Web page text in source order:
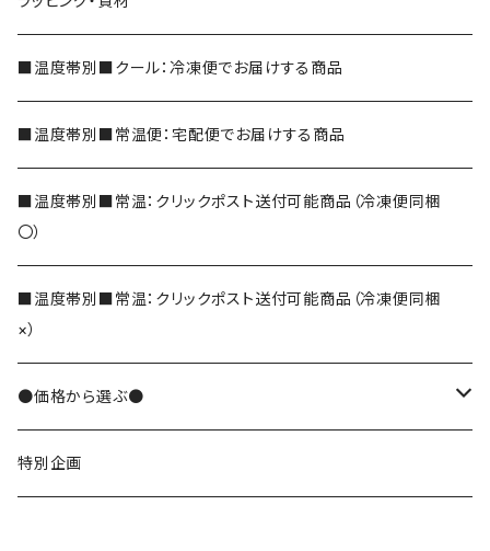
シェイク
玉露
玄米茶
ほうじ茶
和紅茶
そば茶
でわかおりそば茶
その他のお茶
便利なティーバッグ
■温度帯別■クール：冷凍便でお届けする商品
■温度帯別■常温便：宅配便でお届けする商品
■温度帯別■常温：クリックポスト送付可能商品（冷凍便同梱
〇）
■温度帯別■常温：クリックポスト送付可能商品（冷凍便同梱
×）
●価格から選ぶ●
10000円
特別企画